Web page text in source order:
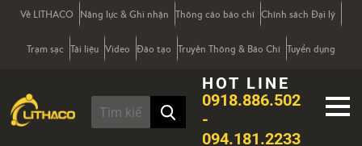
Về LITHACO Năng lực & Ghi nhận Thông cáo báo chí Chính sách Đại lý
Trạm sạc Tài liệu Video Đào tạo Truyền Thông & Báo Chí Tuyển dụng
HOT LINE
0918.886.502
-
094.181.2233